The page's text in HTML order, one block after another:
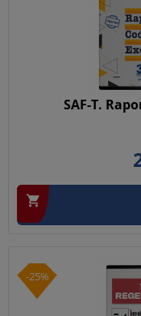
SAF-T.

-25%